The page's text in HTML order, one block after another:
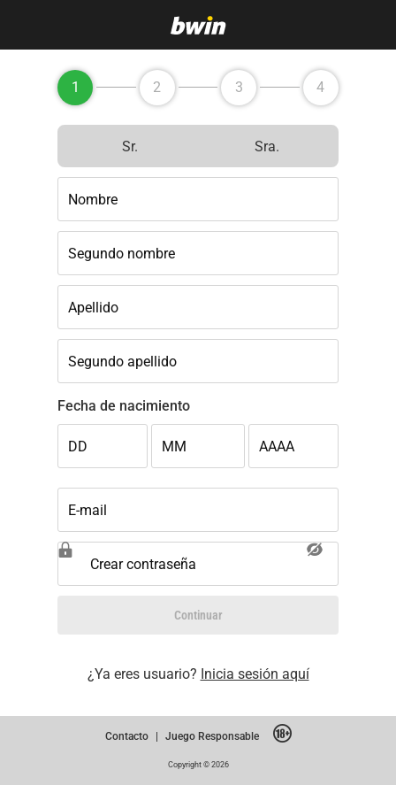
1 2 3 4
Sr. Sra.
Nombre
Segundo nombre
Apellido
Segundo apellido
Fecha de nacimiento
DD MM AAAA
E-mail
Crear contraseña
Continuar
¿Ya eres usuario? Inicia sesión aquí
Contacto | Juego Responsable
Copyright © 2026